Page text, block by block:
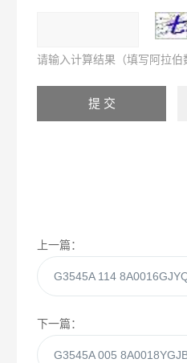
请输入计算结果（填写阿拉
上一篇：
下一篇：